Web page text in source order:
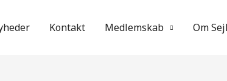
Kontakt Medlemskab Om